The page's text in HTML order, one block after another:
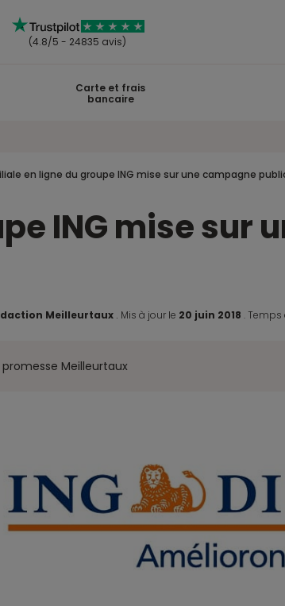
(4.8/5 - 24835 avis)
Carte et frais
bancaire
en ligne du groupe ING mise sur une campagne
ING mise sur
Meilleurtaux . Mis à jour le 20 juin 2018. Temps
promesse Meilleurtaux